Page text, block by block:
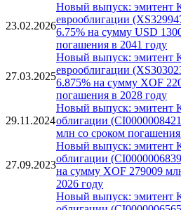
23.02.2026
Новый выпуск: эмитент
еврооблигации
6.75% на сумму USD
погашения в 2041 году
27.03.2025
Новый выпуск: эмитент
еврооблигации
6.875% на сумму XOF
погашения в 2028 году
29.11.2024
Новый выпуск: эмитент
облигации
млн со сроком
27.09.2023
Новый выпуск: эмитент
облигации
на сумму XOF 279009
2026 году
Новый выпуск: эмитент